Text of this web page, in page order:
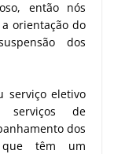
então nós
orientação do
dos
serviço eletivo
serviços de
dos
que têm um